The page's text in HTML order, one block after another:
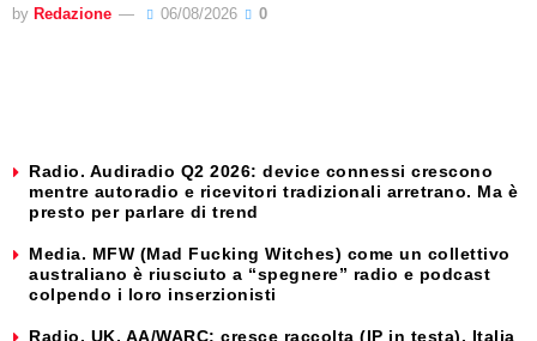
by Redazione 06/08/2026 0
Radio. Audiradio Q2 2026: device connessi crescono
mentre autoradio e ricevitori tradizionali arretrano. Ma è
presto per parlare di trend
Media. MFW (Mad Fucking Witches) come un collettivo
australiano è riusciuto a “spegnere” radio e podcast
colpendo i loro inserzionisti
Radio. UK, AA/WARC: cresce raccolta (IP in testa). Italia